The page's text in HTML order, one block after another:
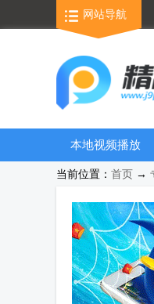
网站导航
本地视频播放
器
游戏库合集
当前位置： 首页 →